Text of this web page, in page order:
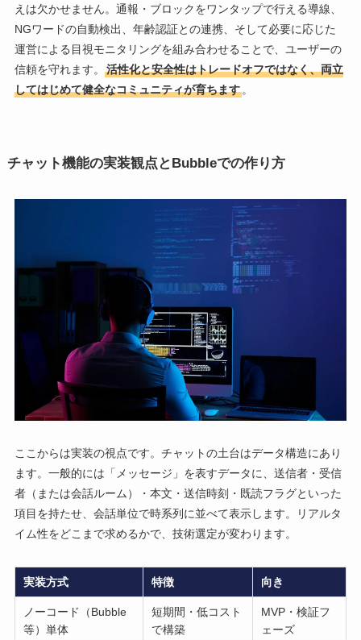
えは欠かせません。通報・ブロックをワンタップで行える導線、
NGワードの自動検出、年齢認証との連携、そして必要に応じた
運営による目視モニタリングを組み合わせることで、ユーザーの
信頼を守れます。
活性化と安全性はトレードオフではなく、両立
してはじめて健全なコミュニティが育ちます。
チャット機能の実装観点とBubbleでの作り方
ここからは実装の視点です。チャットの土台はデータ構造にあり
ます。一般的には「メッセージ」を表すデータに、送信者・受信
者（または会話ルーム）・本文・送信時刻・既読フラグといった
項目を持たせ、会話単位で時系列に並べて表示します。リアルタ
イム性をどこまで求めるかで、技術選定が変わります。
実装方式 特徴 向き
ノーコード（Bubble
等）単体
短期間・低コスト
で構築
MVP・検証フ
ェーズ